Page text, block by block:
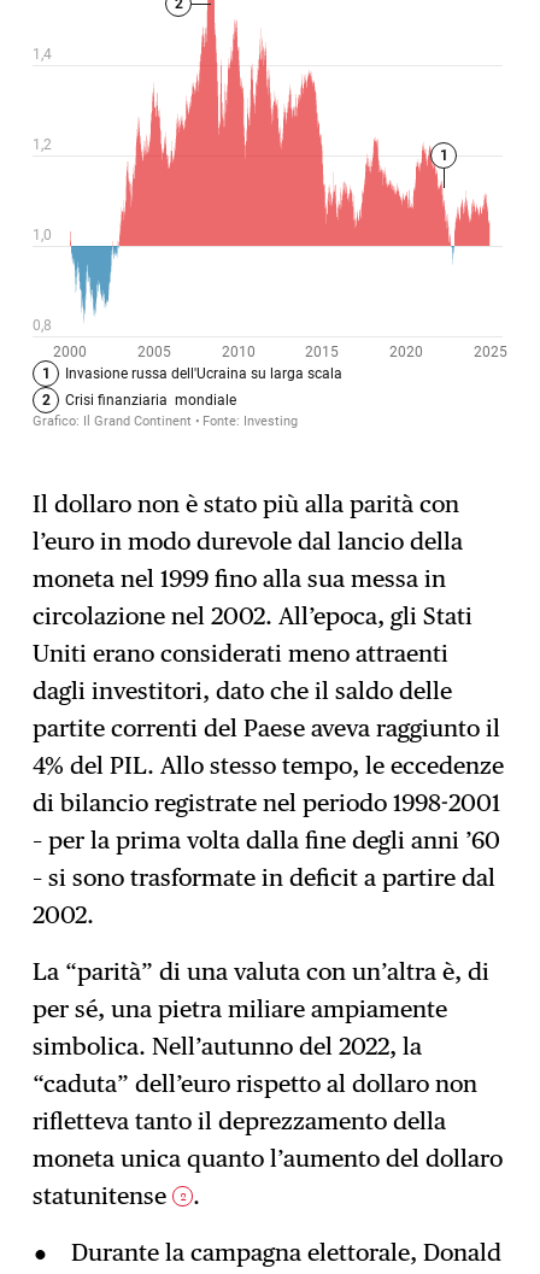
Il dollaro non è stato più alla parità con
l’euro in modo durevole dal lancio della
moneta nel 1999 fino alla sua messa in
circolazione nel 2002. All’epoca, gli Stati
Uniti erano considerati meno attraenti
dagli investitori, dato che il saldo delle
partite correnti del Paese aveva raggiunto il
4% del PIL. Allo stesso tempo, le eccedenze
di bilancio registrate nel periodo 1998-2001
– per la prima volta dalla fine degli anni ’60
– si sono trasformate in deficit a partire dal
2002.
La “parità” di una valuta con un’altra è, di
per sé, una pietra miliare ampiamente
simbolica. Nell’autunno del 2022, la
“caduta” dell’euro rispetto al dollaro non
rifletteva tanto il deprezzamento della
moneta unica quanto l’aumento del dollaro
statunitense 2 .
Durante la campagna elettorale, Donald